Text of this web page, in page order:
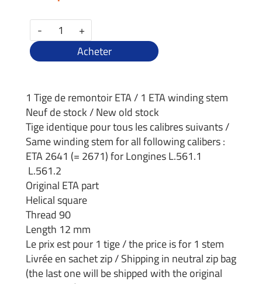
-
+
Acheter
1 Tige de remontoir ETA / 1 ETA winding stem
Neuf de stock / New old stock
Tige identique pour tous les calibres suivants /
Same winding stem for all following calibers :
ETA 2641 (= 2671) for Longines L.561.1
L.561.2
Original ETA part
Helical square
Thread 90
Length 12 mm
Le prix est pour 1 tige / the price is for 1 stem
Livrée en sachet zip / Shipping in neutral zip bag
(the last one will be shipped with the original